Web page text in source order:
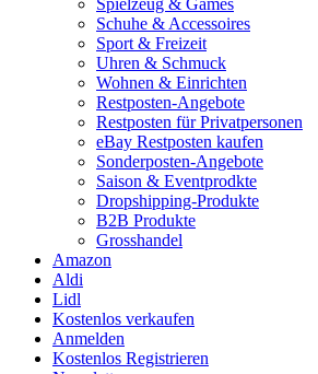
Spielzeug & Games
Schuhe & Accessoires
Sport & Freizeit
Uhren & Schmuck
Wohnen & Einrichten
Restposten-Angebote
Restposten für Privatpersonen
eBay Restposten kaufen
Sonderposten-Angebote
Saison & Eventprodkte
Dropshipping-Produkte
B2B Produkte
Grosshandel
Amazon
Aldi
Lidl
Kostenlos verkaufen
Anmelden
Kostenlos Registrieren